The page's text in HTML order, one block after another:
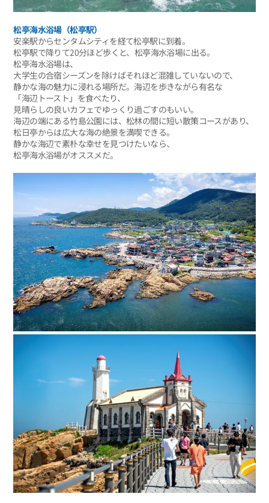
松亭海水浴場（松亭駅）
安楽駅からセンタムシティを経て松亭駅に到着。
松亭駅で降りて20分ほど歩くと、松亭海水浴場に出る。
松亭海水浴場は、
大学生の合宿シーズンを除けばそれほど混雑していないので、
静かな海の魅力に浸れる場所だ。海辺を歩きながら有名な
「海辺トースト」を食べたり、
見晴らしの良いカフェでゆっくり過ごすのもいい。
海辺の端にある竹島公園には、松林の間に短い散策コースがあり、
松日亭からは広大な海の絶景を満喫できる。
静かな海辺で素朴な幸せを見つけたいなら、
松亭海水浴場がオススメだ。